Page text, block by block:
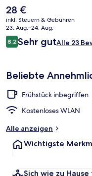
Der
aktuelle
Preis
beträgt
28 €.
28 €
inkl. Steuern & Gebühren
23. Aug.–24. Aug.
Bewertungen
8,28,2 von 10.
Sehr gutAlle 23
Beliebte
Frühstück inbegriffen
Kostenloses WLAN
Alle anzeigen
Wichtigste
Sich wie zu